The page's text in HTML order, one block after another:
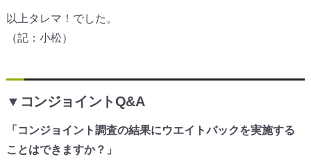
以上タレマ！でした。
（記：小松）
▼コンジョイントQ&A
「コンジョイント調査の結果にウエイトバックを実施する
ことはできますか？」